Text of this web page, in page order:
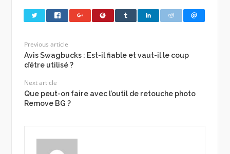
Previous article
Avis Swagbucks : Est-il fiable et vaut-il le coup
d’être utilisé ?
Next article
Que peut-on faire avec l’outil de retouche photo
Remove BG ?